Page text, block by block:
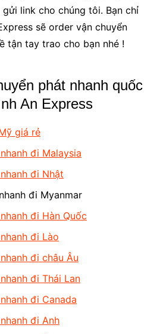
gửi link cho chúng tôi. Bạn chỉ
sẽ order vận chuyển
tận tay trao cho bạn nhé !
phát nhanh quốc
An Express
giá rẻ
đi Malaysia
đi Nhật
đi Myanmar
đi Hàn Quốc
đi Lào
đi châu Âu
đi Thái Lan
đi Canada
đi Anh